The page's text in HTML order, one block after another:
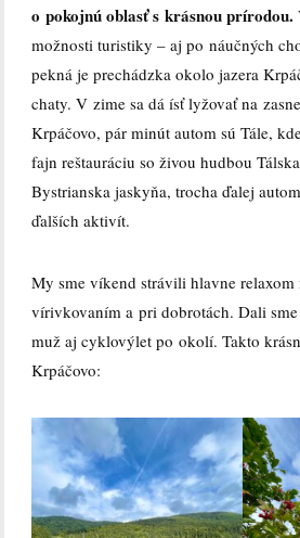
o pokojnú oblasť s krásnou prírodou.
možnosti turistiky – aj po náučných
pekná je prechádzka okolo jazera
chaty. V zime sa dá ísť lyžovať na
Krpáčovo, pár minút autom sú Tále,
fajn reštauráciu so živou hudbou
Bystrianska jaskyňa, trocha ďalej
ďalších aktivít.
My sme víkend strávili hlavne relaxom
vírivkovaním a pri dobrotách. Dali
muž aj cyklovýlet po okolí. Takto
Krpáčovo: